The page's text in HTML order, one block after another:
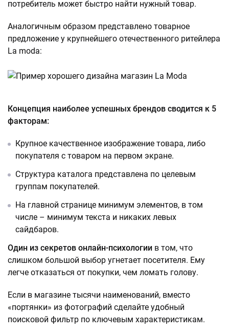
потребитель может быстро найти нужный товар.
Аналогичным образом представлено товарное
предложение у крупнейшего отечественного ритейлера
La moda:
Концепция наиболее успешных брендов сводится к 5
факторам:
Крупное качественное изображение товара, либо
покупателя с товаром на первом экране.
Структура каталога представлена по целевым
группам покупателей.
На главной странице минимум элементов, в том
числе – минимум текста и никаких левых
сайдбаров.
Один из секретов онлайн-психологии в том, что
слишком большой выбор угнетает посетителя. Ему
легче отказаться от покупки, чем ломать голову.
Если в магазине тысячи наименований, вместо
«портянки» из фотографий сделайте удобный
поисковой фильтр по ключевым характеристикам.